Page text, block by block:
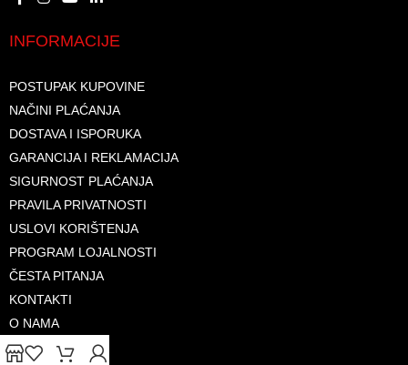
INFORMACIJE
POSTUPAK KUPOVINE
NAČINI PLAĆANJA
DOSTAVA I ISPORUKA
GARANCIJA I REKLAMACIJA
SIGURNOST PLAĆANJA
PRAVILA PRIVATNOSTI
USLOVI KORIŠTENJA
PROGRAM LOJALNOSTI
ČESTA PITANJA
KONTAKTI
O NAMA